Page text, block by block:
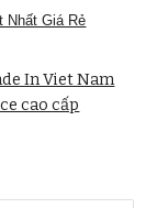
Nhất Giá Rẻ
In Viet Nam
cao cấp